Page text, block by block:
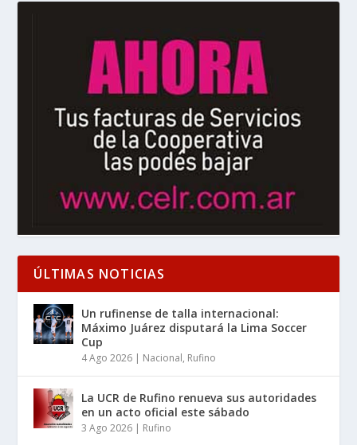
ÚLTIMAS NOTICIAS
Un rufinense de talla internacional:
Máximo Juárez disputará la Lima Soccer
Cup
4 Ago 2026 Nacional, Rufino
La UCR de Rufino renueva sus autoridades
en un acto oficial este sábado
3 Ago 2026 Rufino